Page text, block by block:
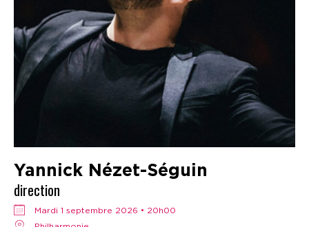
Yannick Nézet-Séguin
direction
mardi 1 septembre 2026 • 20h00